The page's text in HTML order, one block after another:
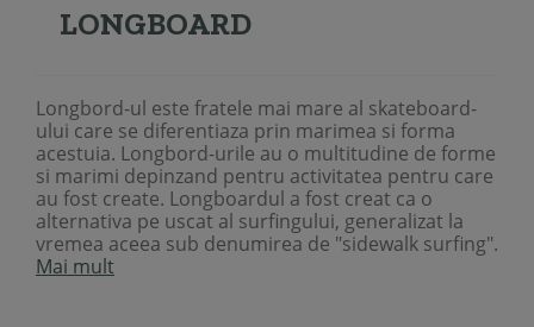
LONGBOARD
Longbord-ul este fratele mai mare al skateboard-
ului care se diferentiaza prin marimea si forma
acestuia. Longbord-urile au o multitudine de forme
si marimi depinzand pentru activitatea pentru care
au fost create. Longboardul a fost creat ca o
alternativa pe uscat al surfingului, generalizat la
vremea aceea sub denumirea de "sidewalk surfing".
Mai mult